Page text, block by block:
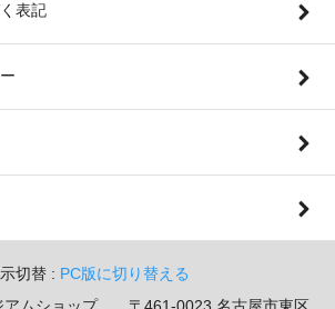
表記
切替 : PC版に切り替える